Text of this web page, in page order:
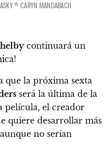
© CARYN MANDABACH
continuará un
que la próxima sexta
será la última de la
película, el creador
quiere desarrollar más
no serían